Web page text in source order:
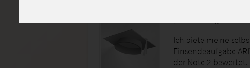
Ich biete meine
Einsendeaufgabe
der Note 2 bewertet.